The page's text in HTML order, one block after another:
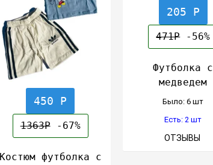
450 Р
1363Р-67%
Костюм футболка с
205 Р
471Р-56%
Футболка с
медведем
Было: 6 шт
Есть: 2 шт
ОТЗЫВЫ